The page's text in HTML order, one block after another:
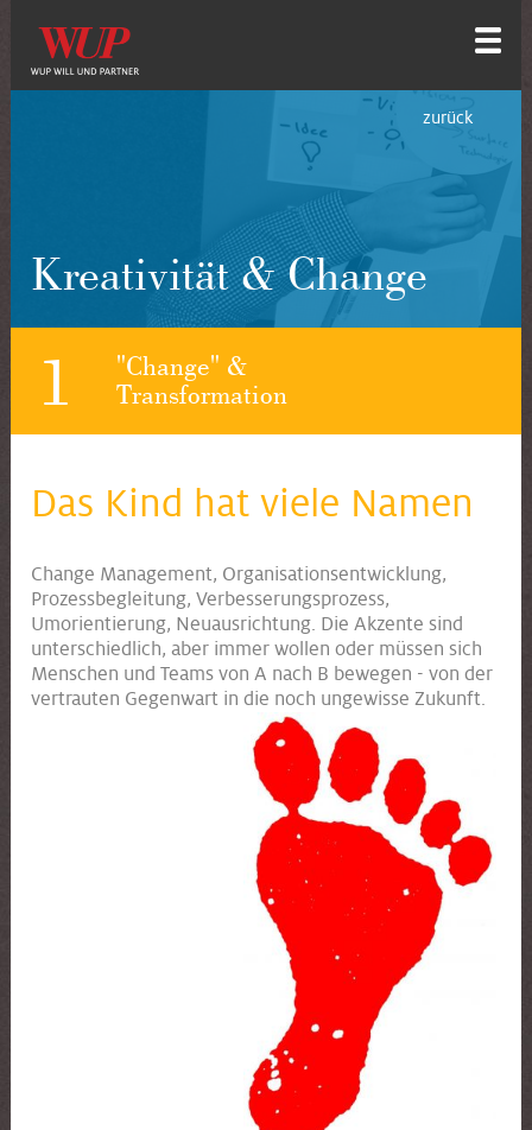
Kreativität & Change
zurück
1
"Change" &
Transformation
Das Kind hat viele Namen
Change Management, Organisationsentwicklung,
Prozessbegleitung, Verbesserungsprozess,
Umorientierung, Neuausrichtung. Die Akzente sind
unterschiedlich, aber immer wollen oder müssen sich
Menschen und Teams von A nach B bewegen - von der
vertrauten Gegenwart in die noch ungewisse Zukunft.